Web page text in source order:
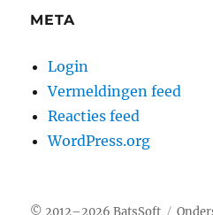
META
Login
Vermeldingen feed
Reacties feed
WordPress.org
© 2012–2026BatsSoft